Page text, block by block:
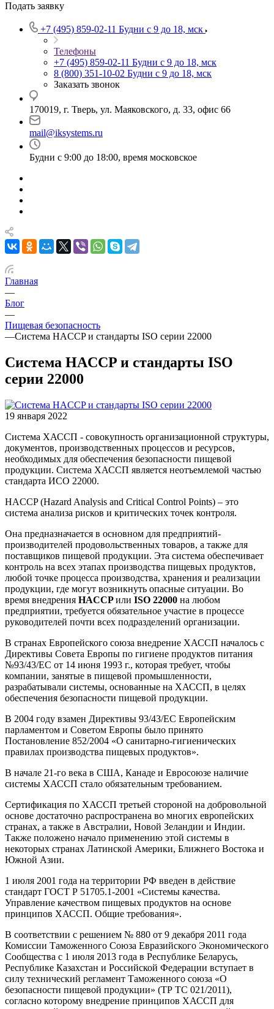
Подать заявку
+7 (495) 859-02-11 Будни с 9 до 18, мск
Телефоны
+7 (495) 859-02-11 Будни с 9 до 18, мск
8 (800) 351-10-02 Будни с 9 до 18, мск
Заказать звонок
170019, г. Тверь, ул. Маяковского, д. 33, офис 66
mail@iksystems.ru
Будни с 9:00 до 18:00, время московское
Главная
—
Блог
—
Пищевая безопасность
—Система HACCP и стандарты ISO серии 22000
Система HACCP и стандарты ISO
серии 22000
19 января 2022
Система ХАССП - совокупность организационной структуры,
документов, производственных процессов и ресурсов,
необходимых для обеспечения безопасности пищевой
продукции. Система ХАССП является неотъемлемой частью
стандарта ИСО 22000.
HACCP (Hazard Analysis and Critical Control Points) – это
система анализа рисков и критических точек контроля.
Она предназначается в основном для предприятий-
производителей продовольственных товаров, а также для
поставщиков пищевой продукции. Эта система обеспечивает
контроль на всех этапах производства пищевых продуктов,
любой точке процесса производства, хранения и реализации
продукции, где могут возникнуть опасные ситуации. Во
время внедрения HACCPили ISO 22000 на любом
предприятии, требуется обязательное участие в процессе
руководителей почти всех подразделений организации.
В странах Европейского союза внедрение ХАССП началось с
Директивы Совета Европы по гигиене продуктов питания
№93/43/ЕС от 14 июня 1993 г., которая требует, чтобы
компании, занятые в пищевой промышленности,
разрабатывали системы, основанные на ХАССП, в целях
обеспечения безопасности пищевой продукции.
В 2004 году взамен Директивы 93/43/ЕС Европейским
парламентом и Советом Европы было принято
Постановление 852/2004 «О санитарно-гигиенических
правилах производства пищевых продуктов».
В начале 21-го века в США, Канаде и Евросоюзе наличие
системы ХАССП стало обязательным требованием.
Сертификация по ХАССП третьей стороной на добровольной
основе достаточно распространена во многих европейских
странах, а также в Австралии, Новой Зеландии и Индии.
Также положено начало применению этой системы в
некоторых странах Латинской Америки, Ближнего Востока и
Южной Азии.
1 июля 2001 года на территории РФ введен в действие
стандарт ГОСТ Р 51705.1-2001 «Системы качества.
Управление качеством пищевых продуктов на основе
принципов ХАССП. Общие требования».
В соответствии с решением № 880 от 9 декабря 2011 года
Комиссии Таможенного Союза Евразийского Экономического
Сообщества с 1 июля 2013 года в Республике Беларусь,
Республике Казахстан и Российской Федерации вступает в
силу технический регламент Таможенного союза «О
безопасности пищевой продукции» (ТР ТС 021/2011),
согласно которому внедрение принципов ХАССП для